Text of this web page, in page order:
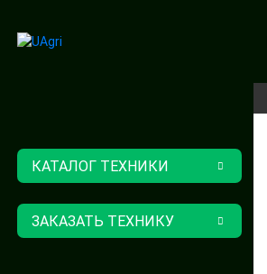
КАТАЛОГ ТЕХНИКИ
ЗАКАЗАТЬ ТЕХНИКУ